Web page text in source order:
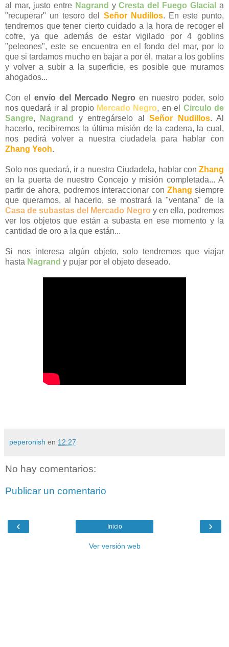
al mar, justo entre Nagrand yCresta del Fuego Glaciala
"recuperar" un tesoro del Señor Nudillos. En este punto,
tendremos que tener cierto cuidado a la hora de recoger el
cofre, ya que además de estar vigilado por 4 goblins
"peleones", este se encuentra en el fondo del mar, por lo
que si tardamos mucho en bajar a por él, matar a los goblins
y volver a subir a la superficie, es posible que muramos
ahogados...
Con el envío del Mercado Negro en nuestro poder, solo
nos quedará ir al propio Mercado Negro, en el Circulo de
Sangre, Nagrand y entregárselo alSeñor Nudillos. Al
hacerlo, recibiremos la última misión de la cadena, la cual,
nos pedirá volver a nuestra ciudadela para hablar con
Zhang Yeoh.
Solo nos quedará, ir a nuestra Ciudadela, hablar con Zhang
en la puerta de nuestro Concejo y misión completada... A
partir de ahora, podremos interaccionar conZhangsiempre
que queramos, al hacerlo, se mostrará la "ventana" de la
Casa de subastas del Mercado Negro y en ella, podremos
ver los objetos que están a subasta en ese momento y la
cantidad de oro a la que están...
Si nos interesa algún objeto, solo tendremos que viajar
hasta Nagrand y pujar por el objeto deseado.
peperonish en 12:27
No hay comentarios:
Publicar un comentario
‹ ›
Inicio
Ver versión web